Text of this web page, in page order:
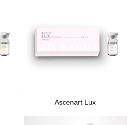
Ascenart Lux